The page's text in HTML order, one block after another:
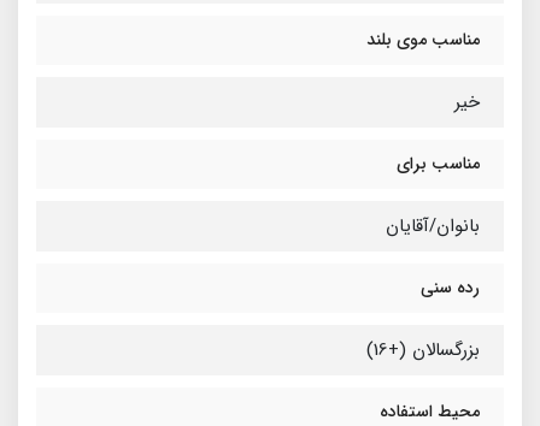
مناسب موی بلند
خیر
مناسب برای
بانوان/آقایان
رده سنی
بزرگسالان (+16)
محیط استفاده